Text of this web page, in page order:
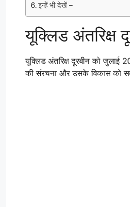
इन्हें भी देखें –
यूक्लिड अंतरिक्ष
यूक्लिड अंतरिक्ष दूरबीन को जुलाई
की संरचना और उसके विकास को